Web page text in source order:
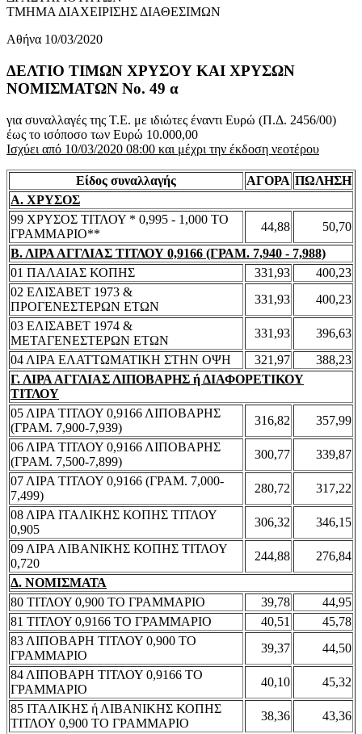
ΤΜΗΜΑ ΔΙΑΧΕΙΡΙΣΗΣ ΔΙΑΘΕΣΙΜΩΝ
Αθήνα 10/03/2020
ΔΕΛΤΙΟ ΤΙΜΩΝ ΧΡΥΣΟΥ ΚΑΙ ΧΡΥΣΩΝ
ΝΟΜΙΣΜΑΤΩΝ No. 49 α
για συναλλαγές της Τ.Ε. με ιδιώτες έναντι Ευρώ (Π.Δ. 2456/00)
έως το ισόποσο των Ευρώ 10.000,00
Ισχύει από 10/03/2020 08:00 και μέχρι την έκδοση νεοτέρου
Είδος συναλλαγής ΑΓΟΡΑ ΠΩΛΗΣΗ
Α. ΧΡΥΣΟΣ
99 ΧΡΥΣΟΣ ΤΙΤΛΟΥ * 0,995 - 1,000 ΤΟ
ΓΡΑΜΜΑΡΙΟ**
44,88
50,70
Β. ΛΙΡΑ ΑΓΓΛΙΑΣ ΤΙΤΛΟΥ 0,9166 (ΓΡΑΜ. 7,940 - 7,988)
01 ΠΑΛΑΙΑΣ ΚΟΠΗΣ
331,93
400,23
02 ΕΛΙΣΑΒΕΤ 1973 &
ΠΡΟΓΕΝΕΣΤΕΡΩΝ ΕΤΩΝ
331,93
400,23
03 ΕΛΙΣΑΒΕΤ 1974 &
ΜΕΤΑΓΕΝΕΣΤΕΡΩΝ ΕΤΩΝ
331,93
396,63
04 ΛΙΡΑ ΕΛΑΤΤΩΜΑΤΙΚΗ ΣΤΗΝ ΟΨΗ
321,97
388,23
Γ. ΛΙΡΑ ΑΓΓΛΙΑΣ ΛΙΠΟΒΑΡΗΣ ή ΔΙΑΦΟΡΕΤΙΚΟΥ
ΤΙΤΛΟΥ
05 ΛΙΡΑ ΤΙΤΛΟΥ 0,9166 ΛΙΠΟΒΑΡΗΣ
(ΓΡΑΜ. 7,900-7,939)
316,82
357,99
06 ΛΙΡΑ ΤΙΤΛΟΥ 0,9166 ΛΙΠΟΒΑΡΗΣ
(ΓΡΑΜ. 7,500-7,899)
300,77
339,87
07 ΛΙΡΑ ΤΙΤΛΟΥ 0,9166 (ΓΡΑΜ. 7,000-
7,499)
280,72
317,22
08 ΛΙΡΑ ΙΤΑΛΙΚΗΣ ΚΟΠΗΣ ΤΙΤΛΟΥ
0,905
306,32
346,15
09 ΛΙΡΑ ΛΙΒΑΝΙΚΗΣ ΚΟΠΗΣ ΤΙΤΛΟΥ
0,720
244,88
276,84
Δ. ΝΟΜΙΣΜΑΤΑ
80 ΤΙΤΛΟΥ 0,900 ΤΟ ΓΡΑΜΜΑΡΙΟ
39,78
44,95
81 ΤΙΤΛΟΥ 0,9166 ΤΟ ΓΡΑΜΜΑΡΙΟ
40,51
45,78
83 ΛΙΠΟΒΑΡΗ ΤΙΤΛΟΥ 0,900 ΤΟ
ΓΡΑΜΜΑΡΙΟ
39,37
44,50
84 ΛΙΠΟΒΑΡΗ ΤΙΤΛΟΥ 0,9166 ΤΟ
ΓΡΑΜΜΑΡΙΟ
40,10
45,32
85 ΙΤΑΛΙΚΗΣ ή ΛΙΒΑΝΙΚΗΣ ΚΟΠΗΣ
ΤΙΤΛΟΥ 0,900 ΤΟ ΓΡΑΜΜΑΡΙΟ
38,36
43,36